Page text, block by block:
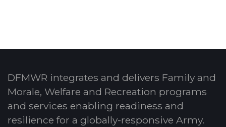
DFMWR integrates and delivers Family and
Morale, Welfare and Recreation programs
and services enabling readiness and
resilience for a globally-responsive Army.